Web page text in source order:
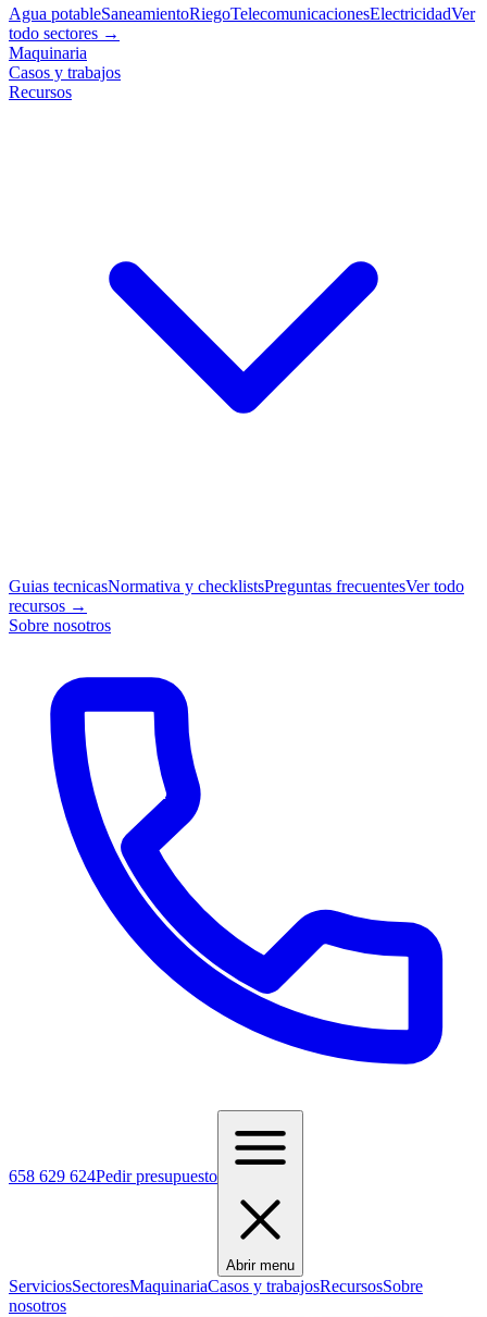
Agua potableSaneamientoRiegoTelecomunicacionesElectricidadVer
todo sectores →
Maquinaria
Casos y trabajos
Recursos
Guias tecnicasNormativa y checklistsPreguntas frecuentesVer todo
recursos →
Sobre nosotros
658 629 624Pedir presupuesto
Abrir menu
ServiciosSectoresMaquinariaCasos y trabajosRecursosSobre
nosotros